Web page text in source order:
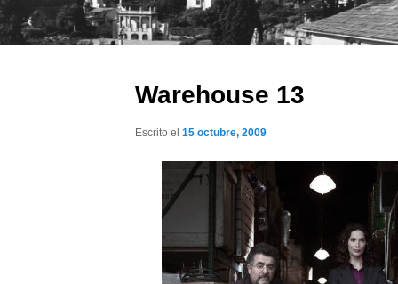
Warehouse 13
Escrito el15 octubre, 2009